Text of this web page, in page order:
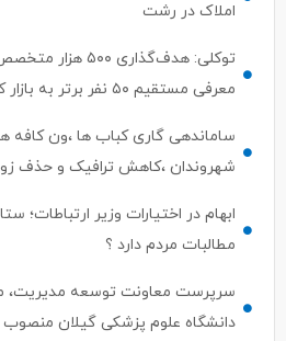
املاک در رشت
توکلی: هدف‌گذاری
معرفی مستقیم ۵۰ نفر برتر به بازار کار
ساماندهی گاری کباب ها ،ون کافه
شهروندان ،کاهش ترافیک و حذف
ابهام در اختیارات وزیر ارتباطات؛
مطالبات مردم دارد ؟
سرپرست معاونت توسعه مدیریت،
دانشگاه علوم پزشکی گیلان